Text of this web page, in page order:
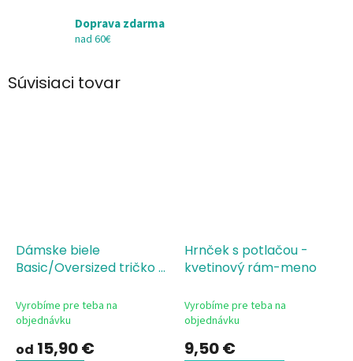
Doprava zdarma
nad 60€
Súvisiaci tovar
Dámske biele
Basic/Oversized tričko s
rám-meno
Vyrobíme pre teba na
objednávku
od 15,90 €
Hrnček s potlačou -
kvetinový rám-meno
Vyrobíme pre teba na
objednávku
9,50 €